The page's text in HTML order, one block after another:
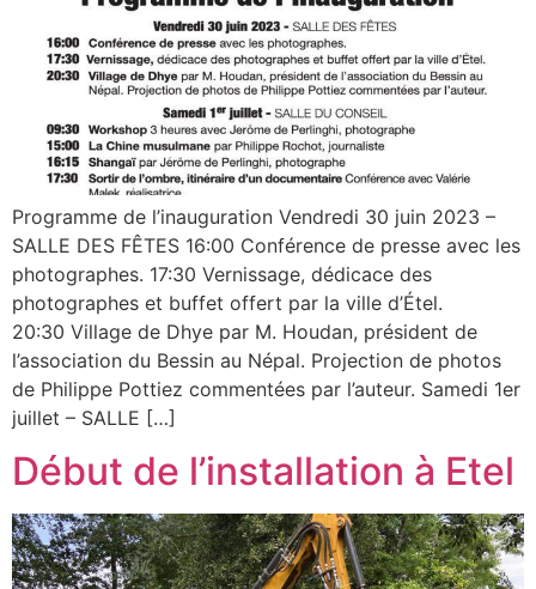
Programme de l’inauguration Vendredi 30 juin 2023 –
SALLE DES FÊTES 16:00 Conférence de presse avec les
photographes. 17:30 Vernissage, dédicace des
photographes et buffet offert par la ville d’Étel.
20:30 Village de Dhye par M. Houdan, président de
l’association du Bessin au Népal. Projection de photos
de Philippe Pottiez commentées par l’auteur. Samedi 1er
juillet – SALLE […]
Début de l’installation à Etel